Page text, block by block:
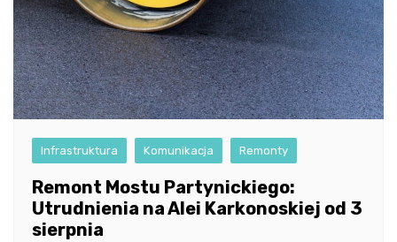
Infrastruktura Komunikacja Remonty
Remont Mostu Partynickiego:
Utrudnienia na Alei Karkonoskiej od 3
sierpnia